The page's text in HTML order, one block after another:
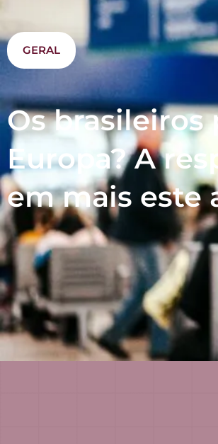
GERAL
Os brasileiros
Europa? A
em mais este